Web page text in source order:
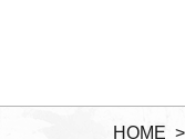
HOME